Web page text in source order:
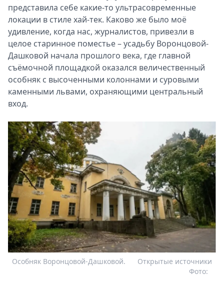
представила себе какие-то ультрасовременные
локации в стиле хай-тек. Каково же было моё
удивление, когда нас, журналистов, привезли в
целое старинное поместье – усадьбу Воронцовой-
Дашковой начала прошлого века, где главной
съёмочной площадкой оказался величественный
особняк с высоченными колоннами и суровыми
каменными львами, охраняющими центральный
вход.
Особняк Воронцовой-Дашковой.
Открытые источники
Фото: